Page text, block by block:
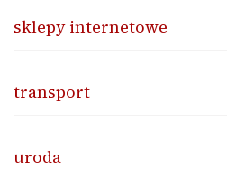
sklepy internetowe
transport
uroda